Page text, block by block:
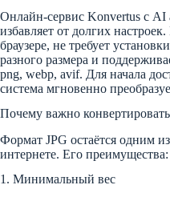
Онлайн-сервис Konvertus с AI
избавляет от долгих
браузере, не требует
разного размера и
png, webp, avif. Для начала
система мгновенно
Почему важно
Формат JPG остаётся одним
интернете. Его преимущества:
1. Минимальный вес